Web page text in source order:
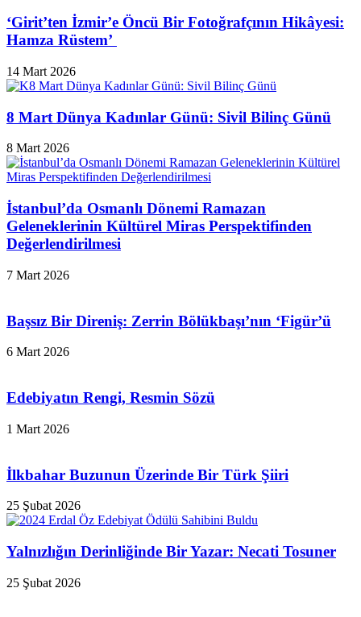
‘Girit’ten İzmir’e Öncü Bir Fotoğrafçının Hikâyesi:
Hamza Rüstem’
14 Mart 2026
8 Mart Dünya Kadınlar Günü: Sivil Bilinç Günü
8 Mart 2026
İstanbul’da Osmanlı Dönemi Ramazan
Geleneklerinin Kültürel Miras Perspektifinden
Değerlendirilmesi
7 Mart 2026
Başsız Bir Direniş: Zerrin Bölükbaşı’nın ‘Figür’ü
6 Mart 2026
Edebiyatın Rengi, Resmin Sözü
1 Mart 2026
İlkbahar Buzunun Üzerinde Bir Türk Şiiri
25 Şubat 2026
Yalnızlığın Derinliğinde Bir Yazar: Necati Tosuner
25 Şubat 2026